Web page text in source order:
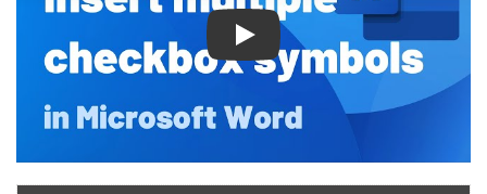
Play